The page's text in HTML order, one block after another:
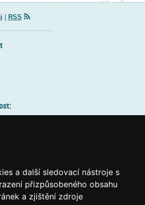
a další sledovací nástroje s
přizpůsobeného obsahu
a zjištění zdroje
RSS